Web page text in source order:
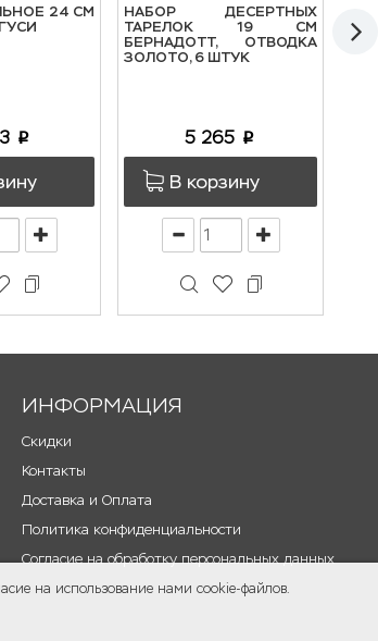
24 СМ
p
НАБОР ДЕСЕРТНЫХ
ТАРЕЛОК 19 СМ
БЕРНАДОТТ, ОТВОДКА
ЗОЛОТО, 6 ШТУК
5 265 p
В корзину
ИНФОРМАЦИЯ
Скидки
Контакты
Доставка и Оплата
Политика конфиденциальности
Согласие на обработку персональных данных
на использование нами cookie-файлов.